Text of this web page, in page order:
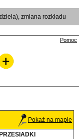
zmiana rozkładu
Pomoc
Pokaż na mapie
PRZESIADKI